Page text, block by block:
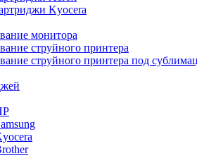
Kyocera
монитора
струйного принтера
струйного принтера под